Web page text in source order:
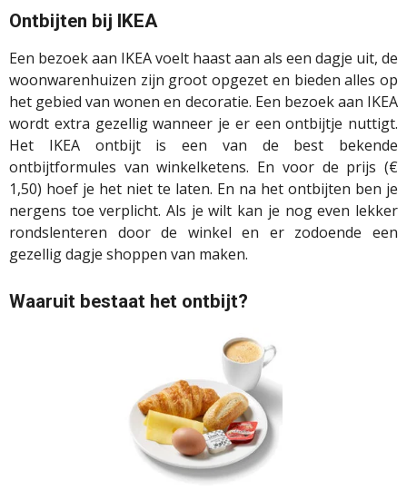
Ontbijten bij IKEA
Een bezoek aan IKEA voelt haast aan als een dagje uit, de
woonwarenhuizen zijn groot opgezet en bieden alles op
het gebied van wonen en decoratie. Een bezoek aan IKEA
wordt extra gezellig wanneer je er een ontbijtje nuttigt.
Het IKEA ontbijt is een van de best bekende
ontbijtformules van winkelketens. En voor de prijs (€
1,50) hoef je het niet te laten. En na het ontbijten ben je
nergens toe verplicht. Als je wilt kan je nog even lekker
rondslenteren door de winkel en er zodoende een
gezellig dagje shoppen van maken.
Waaruit bestaat het ontbijt?